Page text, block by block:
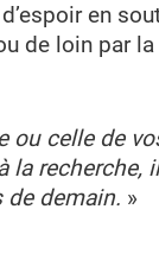
en
de loin par
ou celle de
la
demain. »